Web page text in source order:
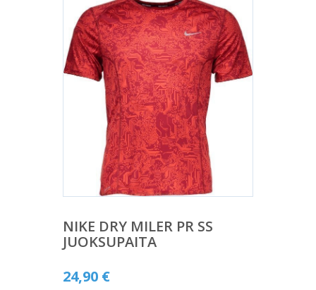
NIKE DRY MILER PR SS
JUOKSUPAITA
24,90 €